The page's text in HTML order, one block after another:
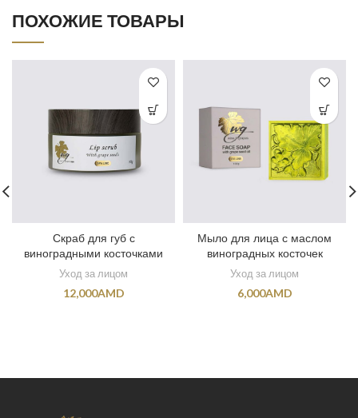
ПОХОЖИЕ ТОВАРЫ
Скраб для губ с
виноградными косточками
Уход за лицом
12,000AMD
Мыло для лица с маслом
виноградных косточек
Уход за лицом
6,000AMD